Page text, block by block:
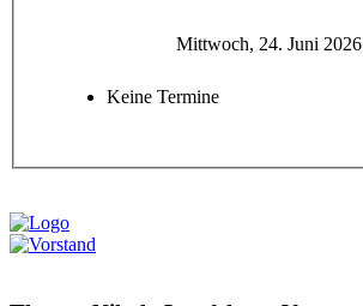
Mittwoch, 24. Juni 2026
Keine Termine